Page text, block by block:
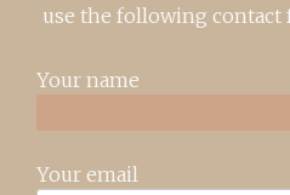
use the following contact
Your name
Your email